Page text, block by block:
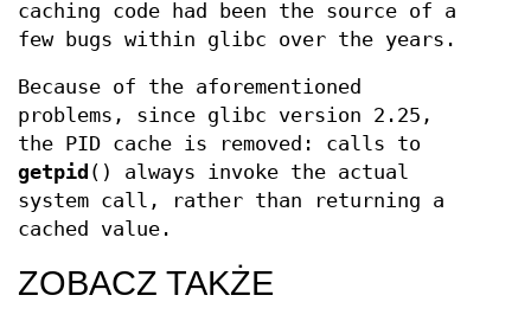
caching code had been the source of a
few bugs within glibc over the years.
Because of the aforementioned
problems, since glibc version 2.25,
the PID cache is removed: calls to
getpid () always invoke the actual
system call, rather than returning a
cached value.
ZOBACZ TAKŻE